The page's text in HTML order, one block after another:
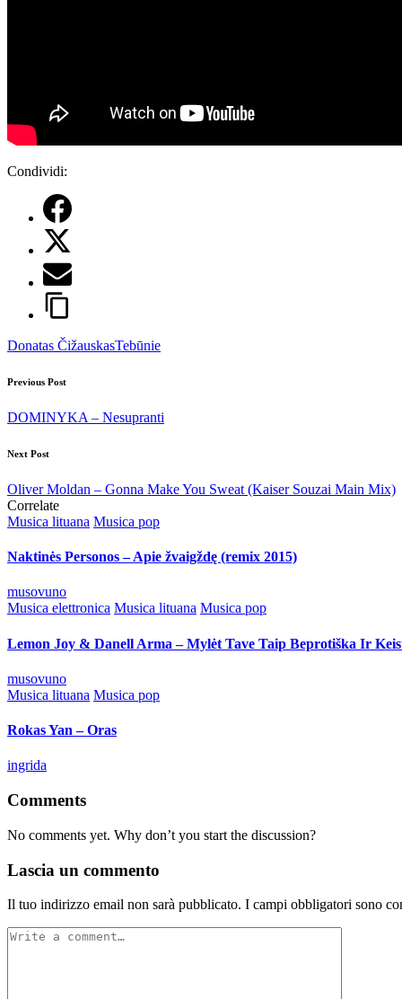
Condividi:
Tags:
Donatas ČižauskasTebūnie
Post
navigation
Previous Post
DOMINYKA – Nesupranti
Next Post
Oliver Moldan – Gonna Make You Sweat (Kaiser Souzai Main Mix)
Correlate
Posted
Musica lituana Musica pop
Naktinės Personos – Apie žvaigždę (remix 2015)
Posted
by
musovuno
Posted
Musica elettronica Musica lituana Musica pop
Lemon Joy & Danell Arma – Mylėt Tave Taip Beprotiška Ir
Posted
by
musovuno
Posted
Musica lituana Musica pop
Rokas Yan – Oras
Posted
ingrida
Comments
No comments yet. Why don’t you start the discussion?
Lascia un commento
Il tuo indirizzo email non sarà pubblicato. I campi obbligatori sono